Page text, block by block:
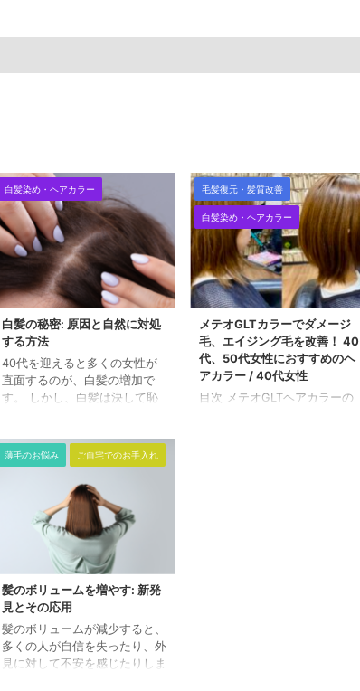
白髪染め・ヘアカラー
白髪の秘密: 原因と自然に対処
する方法
40代を迎えると多くの女性が
直面するのが、白髪の増加で
す。 しかし、白髪は決して恥
れでも、多くの女性が白髪をど
のようにして自然に対処できる
かについて興味を持っていま
す。 この記事では、白髪の主
な原因を探り、自宅で実践でき
る自然なヘアケア方法を紹介し
ます。 目次 白髪の主な原因 自
宅でできるヘアケアの方法 ま
とめ 白髪の主な原因 白髪が生
じる主な原因は、加齢によるも
のです。年齢を重ねるにつれ
て、髪を黒く保つメラニン色素
の生産が減少します。 しか
し、遺伝 ...
毛髪復元・髪質改善
白髪染め・ヘアカラー
メテオGLTカラーでダメージ
毛、エイジング毛を改善！ 40
代、50代女性におすすめのヘ
アカラー / 40代女性
目次 メテオGLTヘアカラーの
薄毛のお悩み ご自宅でのお手入れ
髪のボリュームを増やす: 新発
見とその応用
髪のボリュームが減少すると、
多くの人が自信を失ったり、外
見に対して不安を感じたりしま